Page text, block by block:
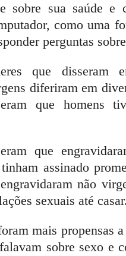
sobre sua saúde e
como uma
perguntas
que disseram
diferiram em
que homens
que
assinado
não
sexuais até
mais propensas
sobre sexo e